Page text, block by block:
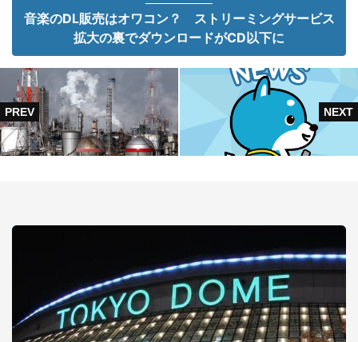
音楽のDL販売はオワコン？ ストリーミングサービス
拡大の裏でダウンロードがCD以下に